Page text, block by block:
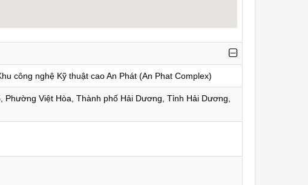
công nghệ Kỹ thuật cao An Phát (An Phat Complex)
Phường Việt Hòa, Thành phố Hải Dương, Tỉnh Hải Dương,